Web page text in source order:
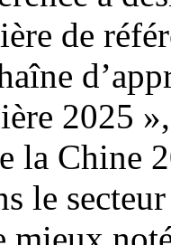
de
2025
la Chine
le